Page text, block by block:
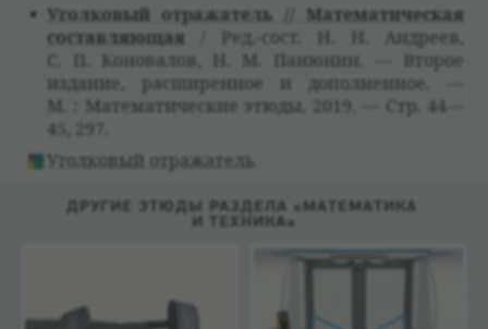
Угол­ко­вый отража­тель // Матема­ти­че­ская
состав­ляющая / Ред.-сост. Н. Н. Андреев,
С. П. Коно­ва­лов, Н. М. Паню­нин. — Вто­рое
изда­ние, расши­рен­ное и допол­нен­ное. —
М. : Матема­ти­че­ские этюды, 2019. — Стр. 44—
45, 297.
Угол­ко­вый отража­тель
ДРУГИЕ ЭТЮДЫ РАЗДЕЛА «МАТЕМАТИКА
И ТЕХНИКА»